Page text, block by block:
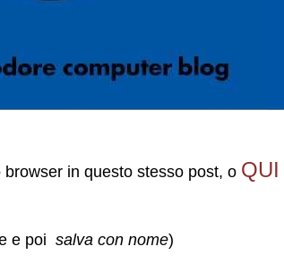
in questo stesso post, o QUI
e poi salva con nome)